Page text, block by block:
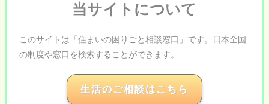
当サイトについて
このサイトは「住まいの困りごと相談窓口」です。日本全国
の制度や窓口を検索することができます。
生活のご相談はこちら